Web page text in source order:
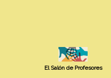
El Salón de Profesores